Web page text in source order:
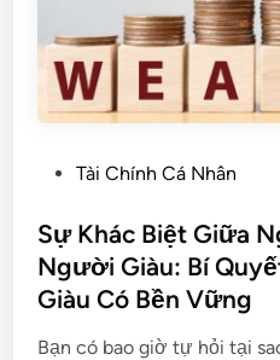
Tài Chính Cá Nhân
Sự Khác Biệt Giữa
Người Giàu: Bí
Giàu Có Bền Vững
Bạn có bao giờ tự hỏi tại